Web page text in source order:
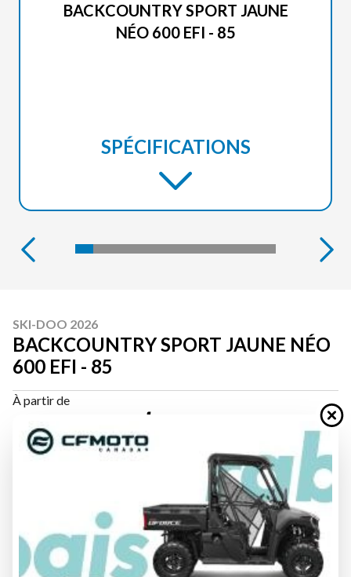
BACKCOUNTRY SPORT JAUNE
NÉO 600 EFI - 85
SPÉCIFICATIONS
SKI-DOO 2026
BACKCOUNTRY SPORT JAUNE NÉO
600 EFI - 85
À partir de
13 644 $
Tous frais inclus
CALCULATRICE DE PAIEMENT